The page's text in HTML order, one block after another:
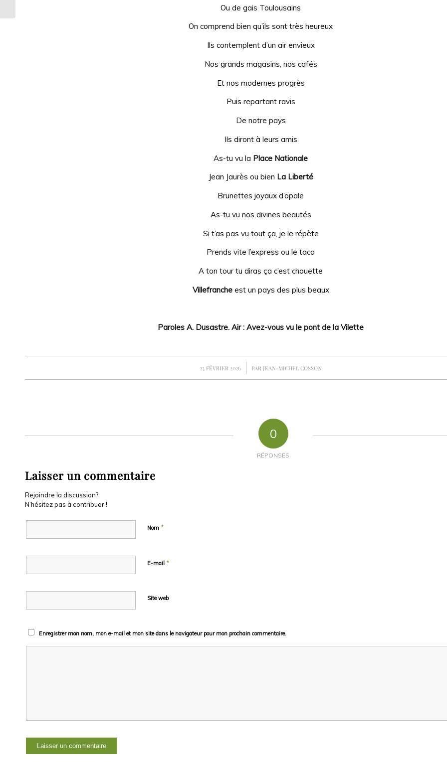
Ou de gais Toulousains
On comprend bien qu’ils sont très heureux
Ils contemplent d’un air envieux
Nos grands magasins, nos cafés
Et nos modernes progrès
Puis repartant ravis
De notre pays
Ils diront à leurs amis
As-tu vu la Place Nationale
Jean Jaurès ou bien La Liberté
Brunettes joyaux d’opale
As-tu vu nos divines beautés
Si t’as pas vu tout ça, je le répète
Prends vite l’express ou le taco
A ton tour tu diras ça c’est chouette
Villefrancheest un pays des plus beaux
Paroles A. Dusastre. Air : Avez-vous vu le pont de la Vilette
23 FÉVRIER 2026
/ PAR JEAN-MICHEL COSSON
0
RÉPONSES
Laisser un commentaire
Rejoindre la discussion?
N’hésitez pas à contribuer !
Nom *
E-mail *
Site web
Enregistrer mon nom, mon e-mail et mon site dans le navigateur pour mon prochain commentaire.